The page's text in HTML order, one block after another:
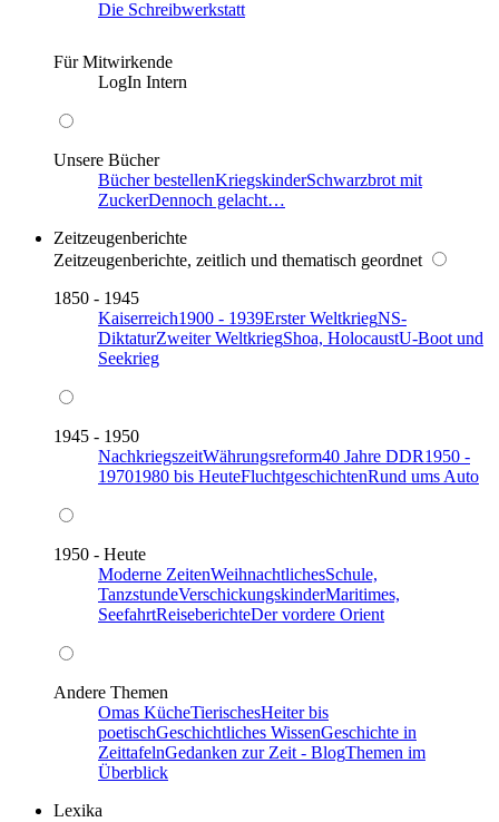
Die Schreibwerkstatt
Für Mitwirkende
LogIn Intern
Unsere Bücher
Bücher bestellenKriegskinderSchwarzbrot mit
ZuckerDennoch gelacht…
Zeitzeugenberichte
Zeitzeugenberichte, zeitlich und thematisch geordnet
1850 - 1945
Kaiserreich1900 - 1939Erster WeltkriegNS-
DiktaturZweiter WeltkriegShoa, HolocaustU-Boot und
Seekrieg
1945 - 1950
NachkriegszeitWährungsreform40 Jahre DDR1950 -
19701980 bis HeuteFluchtgeschichtenRund ums Auto
1950 - Heute
Moderne ZeitenWeihnachtlichesSchule,
TanzstundeVerschickungskinderMaritimes,
SeefahrtReiseberichteDer vordere Orient
Andere Themen
Omas KücheTierischesHeiter bis
poetischGeschichtliches WissenGeschichte in
ZeittafelnGedanken zur Zeit - BlogThemen im
Überblick
Lexika